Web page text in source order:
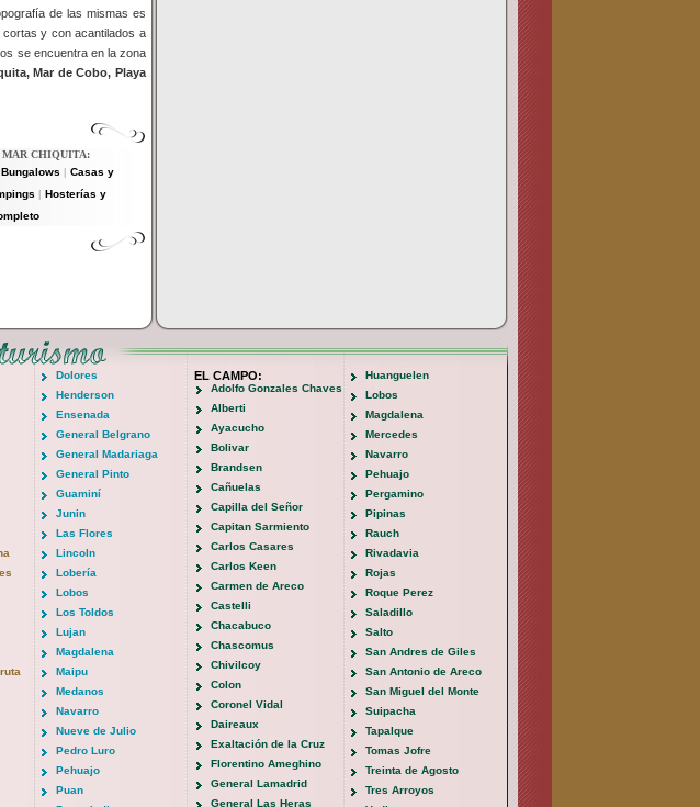
de las mismas es
y con acantilados a
se encuentra en la zona
Mar de Cobo, Playa
CHIQUITA:
Casas y
Hosterías y
Dolores
Henderson
Ensenada
General Belgrano
General Madariaga
General Pinto
Guaminí
Junin
Las Flores
Lincoln
Lobería
Lobos
Los Toldos
Lujan
Magdalena
Maipu
Medanos
Navarro
Nueve de Julio
Pedro Luro
Pehuajo
Puan
EL CAMPO:
Adolfo Gonzales Chaves
Alberti
Ayacucho
Bolivar
Brandsen
Cañuelas
Capilla del Señor
Capitan Sarmiento
Carlos Casares
Carlos Keen
Carmen de Areco
Castelli
Chacabuco
Chascomus
Chivilcoy
Colon
Coronel Vidal
Daireaux
Exaltación de la Cruz
Florentino Ameghino
General Lamadrid
General Las Heras
Huanguelen
Lobos
Magdalena
Mercedes
Navarro
Pehuajo
Pergamino
Pipinas
Rauch
Rivadavia
Rojas
Roque Perez
Saladillo
Salto
San Andres de Giles
San Antonio de Areco
San Miguel del Monte
Suipacha
Tapalque
Tomas Jofre
Treinta de Agosto
Tres Arroyos